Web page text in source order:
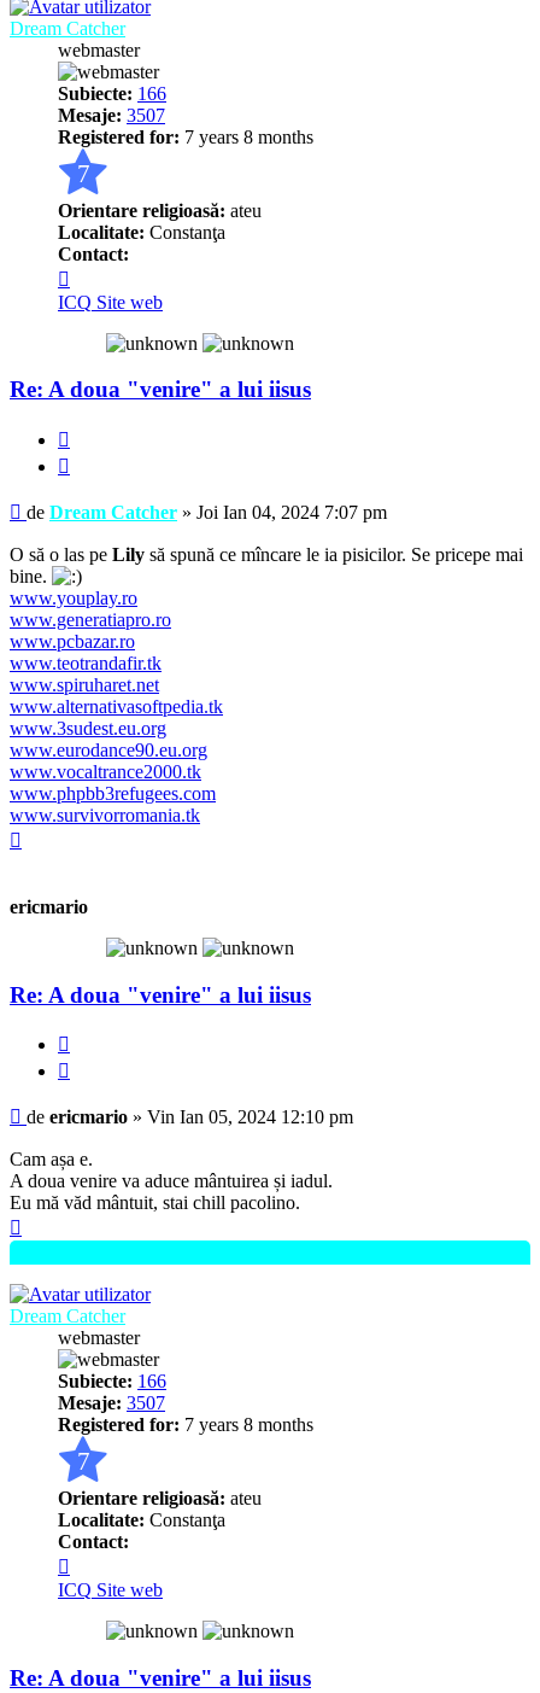
Dream Catcher
webmaster
Subiecte: 166
Mesaje: 3507
Registered for: 7 years 8 months
7
Orientare religioasă: ateu
Localitate: Constanţa
Contact:
pe
Dream
Catcher
ICQ Site web
Re: A doua "venire" a lui iisus
Mesaj
de Dream Catcher » Joi Ian 04, 2024 7:07 pm
O să o las pe Lily să spună ce mîncare le ia pisicilor. Se pricepe mai
bine.
www.youplay.ro
www.generatiapro.ro
www.pcbazar.ro
www.teotrandafir.tk
www.spiruharet.net
www.alternativasoftpedia.tk
www.3sudest.eu.org
www.eurodance90.eu.org
www.vocaltrance2000.tk
www.phpbb3refugees.com
www.survivorromania.tk
ericmario
Re: A doua "venire" a lui iisus
Mesaj
de ericmario » Vin Ian 05, 2024 12:10 pm
Cam așa e.
A doua venire va aduce mântuirea și iadul.
Eu mă văd mântuit, stai chill pacolino.
Dream Catcher
webmaster
Subiecte: 166
Mesaje: 3507
Registered for: 7 years 8 months
7
Orientare religioasă: ateu
Localitate: Constanţa
Contact:
pe
Dream
Catcher
ICQ Site web
Re: A doua "venire" a lui iisus